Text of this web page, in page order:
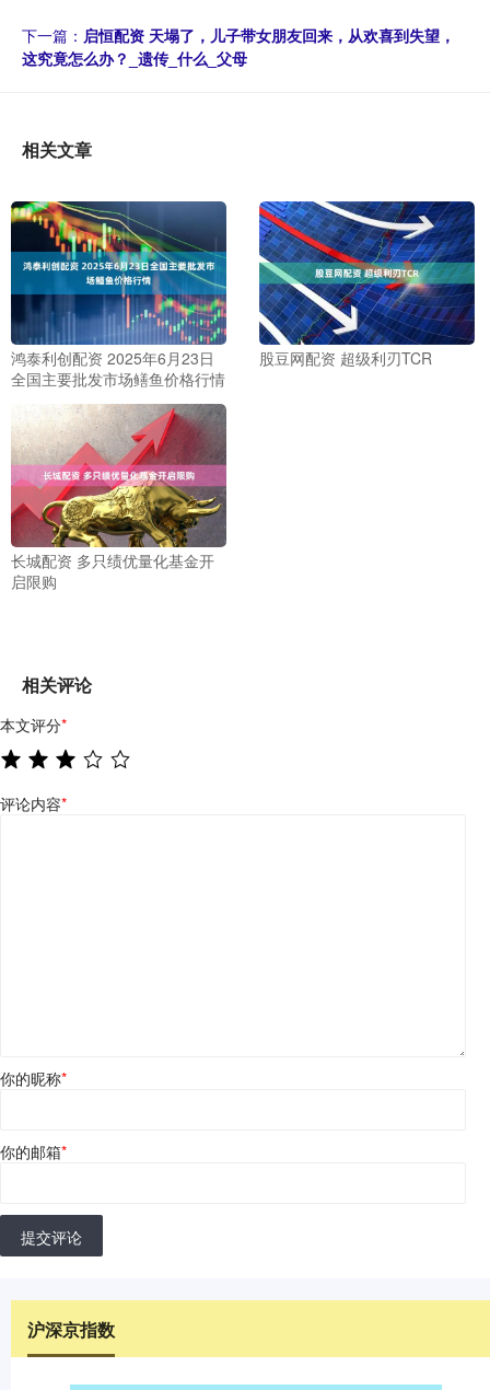
下一篇： 启恒配资 天塌了，儿子带女朋友回来，从欢喜到失望，
这究竟怎么办？_遗传_什么_父母
相关文章
鸿泰利创配资 2025年6月23日
全国主要批发市场鳝鱼价格行情
股豆网配资 超级利刃TCR
长城配资 多只绩优量化基金开
启限购
相关评论
本文评分*
评论内容*
你的昵称*
你的邮箱*
提交评论
沪深京指数